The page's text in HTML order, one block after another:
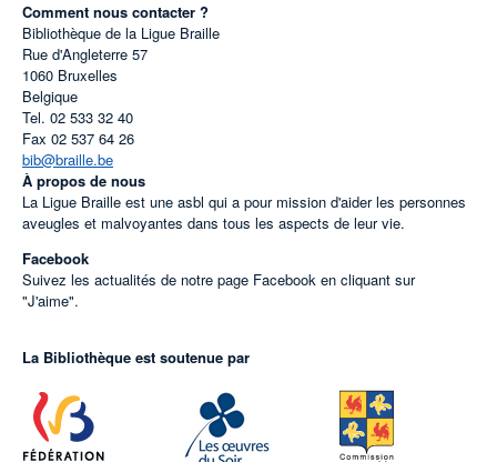
Comment nous contacter ?
Bibliothèque de la Ligue Braille
Rue d'Angleterre 57
1060 Bruxelles
Belgique
Tel. 02 533 32 40
Fax 02 537 64 26
bib@braille.be
À propos de nous
La Ligue Braille est une asbl qui a pour mission d'aider les personnes
aveugles et malvoyantes dans tous les aspects de leur vie.
Facebook
Suivez les actualités de notre page Facebook en cliquant sur
"J'aime".
La Bibliothèque est soutenue par